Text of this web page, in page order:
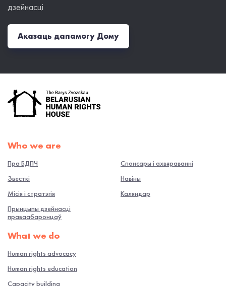
дзейнасці
Аказаць дапамогу Дому
Who we are
Пра БДПЧ
Звесткі
Місія і стратэгія
Прынцыпы дзейнасці
праваабаронцаў
Спонсары і ахвяраванні
Навiны
Каляндар
What we do
Human rights advocacy
Human rights education
Capacity building